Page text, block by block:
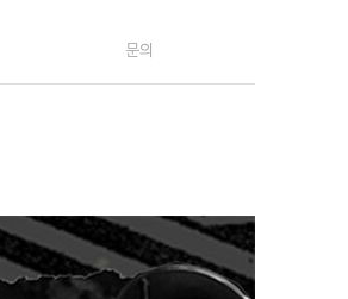
문의